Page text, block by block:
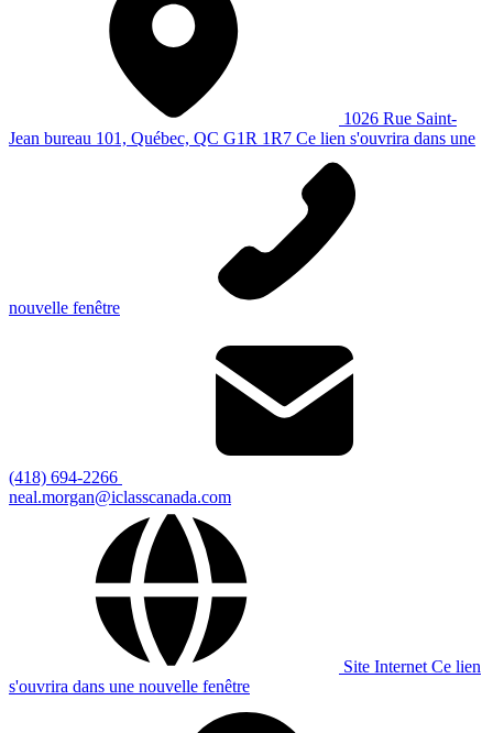
1026 Rue Saint-
Jean bureau 101, Québec, QC G1R 1R7 Ce lien s'ouvrira dans une
nouvelle fenêtre
(418) 694-2266
neal.morgan@iclasscanada.com
Site Internet Ce lien
s'ouvrira dans une nouvelle fenêtre